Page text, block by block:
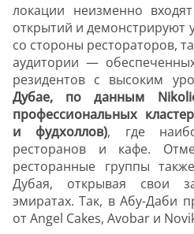
локации неизменно
открытий и демонстрируют
со стороны рестораторов,
аудитории —
резидентов с высоким
Дубае, по данным
профессиональных
и фудхоллов), где
ресторанов и кафе. О
ресторанные группы
Дубая, открывая свои
эмиратах. Так, в Абу-Даби
отAngel Cakes, Avobar и